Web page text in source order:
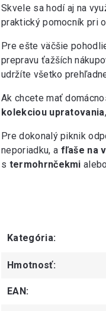
Skvele sa hodí aj na
praktický pomocník pri
Pre ešte väčšie
prepravu ťažších
udržíte všetko
Ak chcete mať
kolekciou upratovania
Pre dokonalý piknik
neporiadku, a fľaše na
s termohrnčekmi alebo
Kategória:
Hmotnosť:
EAN: